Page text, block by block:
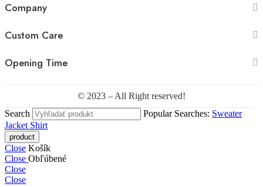
Company
Custom Care
Opening Time
© 2023 – All Right reserved!
Search
Popular Searches: Sweater
Jacket Shirt
Close Košík
Close Obľúbené
Close
Close